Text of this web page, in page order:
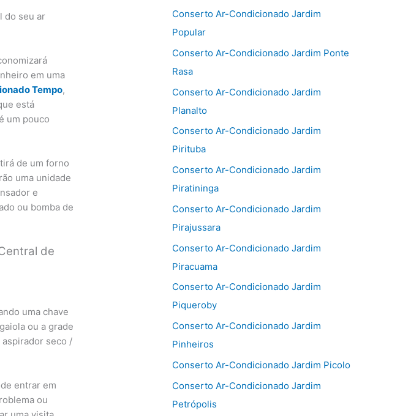
do seu ar
em uma
Tempo,
está
um pouco
de um forno
uma unidade
e
ou bomba de
de
uma chave
ou a grade
seco /
entrar em
ou
Conserto Ar-Condicionado Jardim
Popular
Conserto Ar-Condicionado Jardim Ponte
Rasa
Conserto Ar-Condicionado Jardim
Planalto
Conserto Ar-Condicionado Jardim
Pirituba
Conserto Ar-Condicionado Jardim
Piratininga
Conserto Ar-Condicionado Jardim
Pirajussara
Conserto Ar-Condicionado Jardim
Piracuama
Conserto Ar-Condicionado Jardim
Piqueroby
Conserto Ar-Condicionado Jardim
Pinheiros
Conserto Ar-Condicionado Jardim Picolo
Conserto Ar-Condicionado Jardim
Petrópolis